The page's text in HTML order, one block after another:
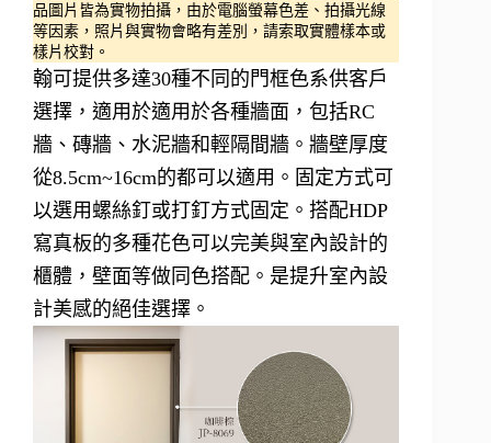
品圖片皆為實物拍攝，由於電腦螢幕色差、拍攝光線
等因素，照片與實物會略有差別，請索取實體樣本或
樣片校對。
翰可提供多達30種不同的門框色系供客戶
選擇，適用於適用於各種牆面，包括RC
牆、磚牆、水泥牆和輕隔間牆。牆壁厚度
從8.5cm~16cm的都可以適用。固定方式可
以選用螺絲釘或打釘方式固定。搭配HDP
寫真板的多種花色可以完美與室內設計的
櫃體，壁面等做同色搭配。是提升室內設
計美感的絕佳選擇。